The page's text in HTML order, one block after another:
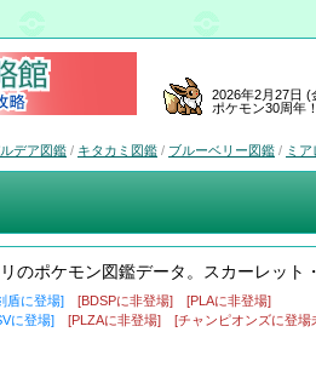
のポケモン図鑑データ。スカーレット
盾に登場] [BDSPに非登場]
[PLAに非登場]
に登場] [PLZAに非登場] [チャンピオンズに登場
2026年2月27日 (
ポケモン30周年！
デア図鑑 / キタカミ図鑑 / ブルーベリー図鑑 / ミ